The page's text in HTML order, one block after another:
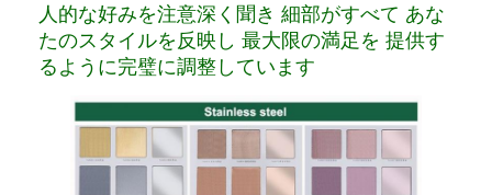
人的な好みを注意深く聞き 細部がすべて あな
たのスタイルを反映し 最大限の満足を 提供す
るように完璧に調整しています